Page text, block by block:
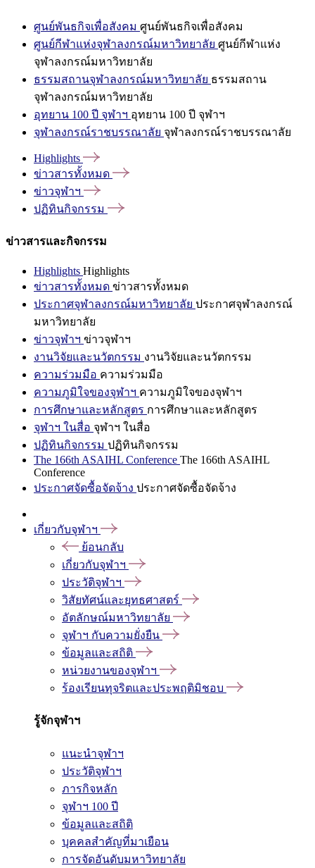
ศูนย์พันธกิจเพื่อสังคม ศูนย์พันธกิจเพื่อสังคม
ศูนย์กีฬาแห่งจุฬาลงกรณ์มหาวิทยาลัย ศูนย์กีฬาแห่ง
จุฬาลงกรณ์มหาวิทยาลัย
ธรรมสถานจุฬาลงกรณ์มหาวิทยาลัย ธรรมสถาน
จุฬาลงกรณ์มหาวิทยาลัย
อุทยาน 100 ปี จุฬาฯ อุทยาน 100 ปี จุฬาฯ
จุฬาลงกรณ์ราชบรรณาลัย จุฬาลงกรณ์ราชบรรณาลัย
Highlights
ข่าวสารทั้งหมด
ข่าวจุฬาฯ
ปฏิทินกิจกรรม
ข่าวสารและกิจกรรม
Highlights Highlights
ข่าวสารทั้งหมด ข่าวสารทั้งหมด
ประกาศจุฬาลงกรณ์มหาวิทยาลัย ประกาศจุฬาลงกรณ์
มหาวิทยาลัย
ข่าวจุฬาฯ ข่าวจุฬาฯ
งานวิจัยและนวัตกรรม งานวิจัยและนวัตกรรม
ความร่วมมือ ความร่วมมือ
ความภูมิใจของจุฬาฯ ความภูมิใจของจุฬาฯ
การศึกษาและหลักสูตร การศึกษาและหลักสูตร
จุฬาฯ ในสื่อ จุฬาฯ ในสื่อ
ปฏิทินกิจกรรม ปฏิทินกิจกรรม
The 166th ASAIHL Conference The 166th ASAIHL
Conference
ประกาศจัดซื้อจัดจ้าง ประกาศจัดซื้อจัดจ้าง
เกี่ยวกับจุฬาฯ
ย้อนกลับ
เกี่ยวกับจุฬาฯ
ประวัติจุฬาฯ
วิสัยทัศน์และยุทธศาสตร์
อัตลักษณ์มหาวิทยาลัย
จุฬาฯ กับความยั่งยืน
ข้อมูลและสถิติ
หน่วยงานของจุฬาฯ
ร้องเรียนทุจริตและประพฤติมิชอบ
รู้จักจุฬาฯ
แนะนำจุฬาฯ
ประวัติจุฬาฯ
ภารกิจหลัก
จุฬาฯ 100 ปี
ข้อมูลและสถิติ
บุคคลสำคัญที่มาเยือน
การจัดอันดับมหาวิทยาลัย